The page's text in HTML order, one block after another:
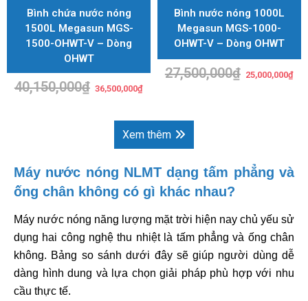
Bình chứa nước nóng
1500L Megasun MGS-
1500-OHWT-V – Dòng
OHWT
40,150,000₫ Giá
gốc
36,500,000₫Giá
36,500,000₫.
Bình nước nóng 1000L
Megasun MGS-1000-
OHWT-V – Dòng OHWT
27,500,000₫
Giá
gốc
25,000,000₫Giá
Xem thêm
Máy nước nóng NLMT dạng tấm phẳng và
ống chân không có gì khác nhau?
Máy nước nóng năng lượng mặt trời hiện nay chủ yếu sử
dụng hai công nghệ thu nhiệt là tấm phẳng và ống chân
không. Bảng so sánh dưới đây sẽ giúp người dùng dễ
dàng hình dung và lựa chọn giải pháp phù hợp với nhu
cầu thực tế.